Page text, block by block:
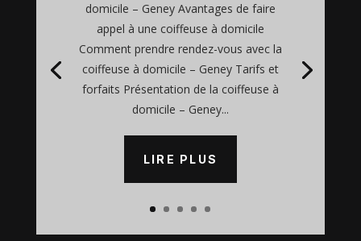
domicile – Geney Avantages de faire
appel à une coiffeuse à domicile
Comment prendre rendez-vous avec la
coiffeuse à domicile – Geney Tarifs et
forfaits Présentation de la coiffeuse à
domicile – Geney...
LIRE PLUS